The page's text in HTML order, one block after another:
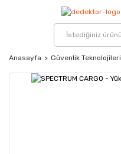
Anasayfa Güvenlik Teknolojileri